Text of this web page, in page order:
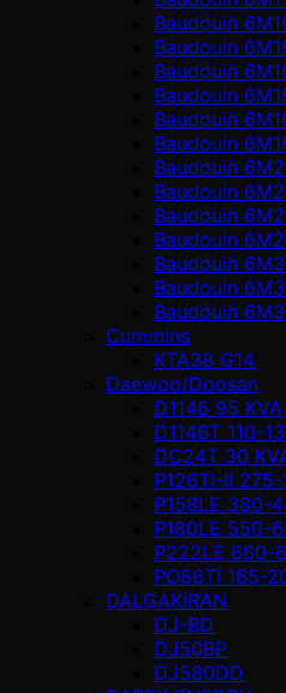
Baudouin
Baudouin
Baudouin
Baudouin
Baudouin
Baudouin
Baudouin
Baudouin
Baudouin
Baudouin
Baudouin
Baudouin
Baudouin
Cummins
KTA38 G14
Daewoo/Doosan
D1146 95 KVA
D1146T 110-
DC24T 30
P126TI-II
P158LE 380-
P180LE 550-
P222LE 660-
PO86TI 165-
DALGAKIRAN
DJ-BD
DJ50BP
DJ580DD